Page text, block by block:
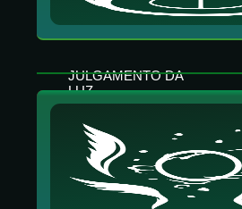
JULGAMENTO DA
LUZ
Criará um poço de luz que
causará dano aos inimigos.
entrarem no poço serão
Julgamentos.